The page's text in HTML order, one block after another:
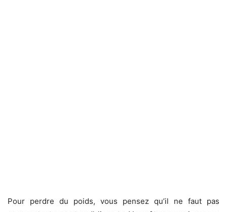
Pour perdre du poids, vous pensez qu’il ne faut pas